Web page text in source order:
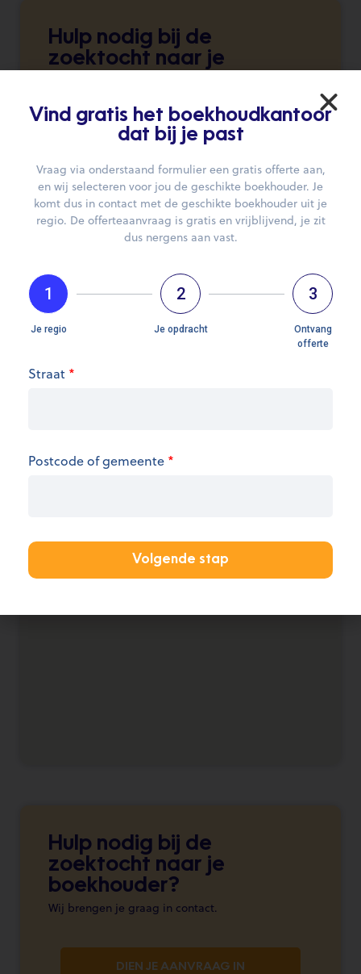
Hulp nodig bij de
zoektocht naar je
boekhouder?
Wij brengen je graag in contact.
DIEN JE AANVRAAG IN
Hulp nodig bij de
zoektocht naar je
Openingsuren
We hebben op dit moment geen informatie over
Vind gratis het boekhoudkantoor
dat bij je past
Vraag via onderstaand formulier een gratis offerte aan,
en wij selecteren voor jou de geschikte boekhouder. Je
komt dus in contact met de geschikte boekhouder uit je
regio. De offerteaanvraag is gratis en vrijblijvend, je zit
dus nergens aan vast.
1 2 3
Straat *
Postcode of gemeente *
Volgende stap